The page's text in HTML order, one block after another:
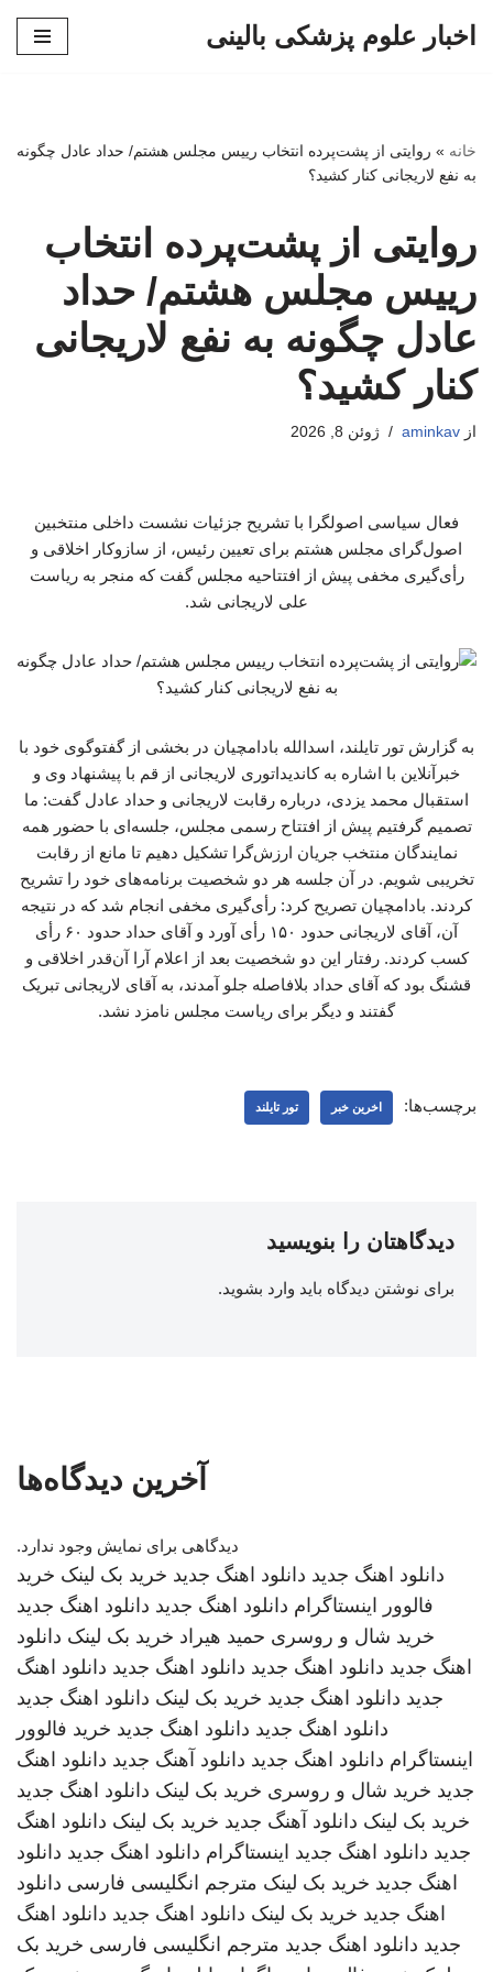
اخبار علوم پزشکی بالینی
خانه » روایتی از پشت‌پرده انتخاب رییس مجلس هشتم/ حداد عادل چگونه
به نفع لاریجانی کنار کشید؟
روایتی از پشت‌پرده انتخاب
رییس مجلس هشتم/ حداد
عادل چگونه به نفع لاریجانی
کنار کشید؟
از aminkav ژوئن 8, 2026
فعال سیاسی اصولگرا با تشریح جزئیات نشست داخلی منتخبین
اصول‌گرای مجلس هشتم برای تعیین رئیس، از سازوکار اخلاقی و
رأی‌گیری مخفی پیش از افتتاحیه مجلس گفت که منجر به ریاست
علی لاریجانی شد.
به گزارش تور تایلند، اسدالله بادامچیان در بخشی از گفت­وگوی خود با
خبرآنلاین با اشاره به کاندیداتوری لاریجانی از قم با پیشنهاد وی و
استقبال محمد یزدی، درباره رقابت لاریجانی و حداد عادل گفت: ما
تصمیم گرفتیم پیش از افتتاح رسمی مجلس، جلسه‌ای با حضور همه
نمایندگان منتخب جریان ارزش‌گرا تشکیل دهیم تا مانع از رقابت
تخریبی شویم. در آن جلسه هر دو شخصیت برنامه‌های خود را تشریح
کردند. بادامچیان تصریح کرد: رأی‌گیری مخفی انجام شد که در نتیجه
آن، آقای لاریجانی حدود ۱۵۰ رأی آورد و آقای حداد حدود ۶۰ رأی
کسب کردند. رفتار این دو شخصیت بعد از اعلام آرا آن‌قدر اخلاقی و
قشنگ بود که آقای حداد بلافاصله جلو آمدند، به آقای لاریجانی تبریک
گفتند و دیگر برای ریاست مجلس نامزد نشد.
برچسب‌ها: اخرین خبر تور تایلند
دیدگاهتان را بنویسید
برای نوشتن دیدگاه باید وارد بشوید.
آخرین دیدگاه‌ها
دیدگاهی برای نمایش وجود ندارد.
دانلود اهنگ جدید دانلود اهنگ جدید خرید بک لینک خرید
فالوور اینستاگرام دانلود اهنگ جدید دانلود اهنگ جدید
خرید شال و روسری حمید هیراد خرید بک لینک دانلود
اهنگ جدید دانلود اهنگ جدید دانلود اهنگ جدید دانلود اهنگ
جدید دانلود اهنگ جدید خرید بک لینک دانلود اهنگ جدید
دانلود اهنگ جدید دانلود اهنگ جدید خرید فالوور
اینستاگرام دانلود اهنگ جدید دانلود آهنگ جدید دانلود اهنگ
جدید خرید شال و روسری خرید بک لینک دانلود اهنگ جدید
خرید بک لینک دانلود آهنگ جدید خرید بک لینک دانلود اهنگ
جدید دانلود اهنگ جدید اینستاگرام دانلود اهنگ جدید دانلود
اهنگ جدید خرید بک لینک مترجم انگلیسی فارسی دانلود
اهنگ جدید خرید بک لینک دانلود اهنگ جدید دانلود اهنگ
جدید دانلود اهنگ جدید مترجم انگلیسی فارسی خرید بک